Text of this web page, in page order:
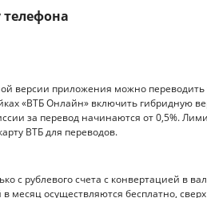
версии приложения можно
«ВТБ Онлайн» включить гибридную
за перевод начинаются от 0,5%.
ВТБ для переводов.
с рублевого счета с конвертацией в
месяц осуществляются бесплатно,